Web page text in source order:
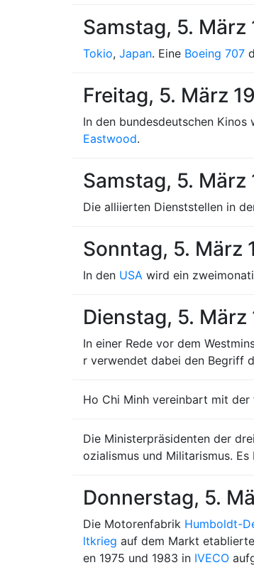
Samstag, 5. März
Tokio, Japan. Eine Boeing 707
Freitag, 5. März
In den bundesdeutschen Kinos
Eastwood.
Samstag, 5. März
Die alliierten Dienststellen in
Sonntag, 5. März
In den USA wird ein
Dienstag, 5. März
In einer Rede vor dem
r verwendet dabei den Begriff
Ho Chi Minh vereinbart mit der
Die Ministerpräsidenten der
ozialismus und Militarismus.
Donnerstag, 5.
Die Motorenfabrik Humboldt-
ltkrieg auf dem Markt
en 1975 und 1983 in IVECO